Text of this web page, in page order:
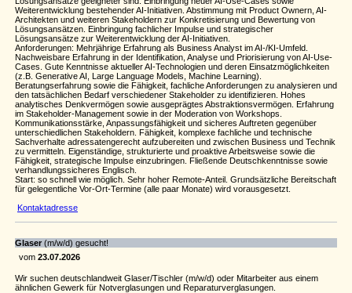
Weiterentwicklung bestehender AI-Initiativen. Abstimmung mit Product Ownern, AI-
Architekten und weiteren Stakeholdern zur Konkretisierung und Bewertung von
Lösungsansätzen. Einbringung fachlicher Impulse und strategischer
Lösungsansätze zur Weiterentwicklung der AI-Initiativen.
Anforderungen: Mehrjährige Erfahrung als Business Analyst im AI-/KI-Umfeld.
Nachweisbare Erfahrung in der Identifikation, Analyse und Priorisierung von AI-Use-
Cases. Gute Kenntnisse aktueller AI-Technologien und deren Einsatzmöglichkeiten
(z.B. Generative AI, Large Language Models, Machine Learning).
Beratungserfahrung sowie die Fähigkeit, fachliche Anforderungen zu analysieren und
den tatsächlichen Bedarf verschiedener Stakeholder zu identifizieren. Hohes
analytisches Denkvermögen sowie ausgeprägtes Abstraktionsvermögen. Erfahrung
im Stakeholder-Management sowie in der Moderation von Workshops.
Kommunikationsstärke, Anpassungsfähigkeit und sicheres Auftreten gegenüber
unterschiedlichen Stakeholdern. Fähigkeit, komplexe fachliche und technische
Sachverhalte adressatengerecht aufzubereiten und zwischen Business und Technik
zu vermitteln. Eigenständige, strukturierte und proaktive Arbeitsweise sowie die
Fähigkeit, strategische Impulse einzubringen. Fließende Deutschkenntnisse sowie
verhandlungssicheres Englisch.
Start: so schnell wie möglich. Sehr hoher Remote-Anteil. Grundsätzliche Bereitschaft
für gelegentliche Vor-Ort-Termine (alle paar Monate) wird vorausgesetzt.
Kontaktadresse
Glaser (m/w/d) gesucht!
vom 23.07.2026
Wir suchen deutschlandweit Glaser/Tischler (m/w/d) oder Mitarbeiter aus einem
ähnlichen Gewerk für Notverglasungen und Reparaturverglasungen.